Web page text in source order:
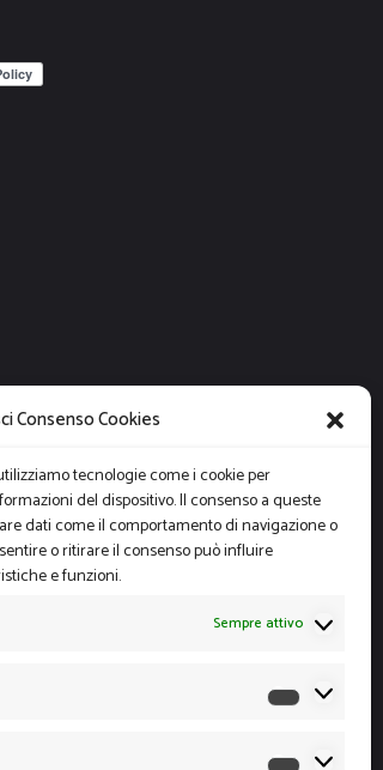
Consenso Cookies
tecnologie come i cookie per
del dispositivo. Il consenso a queste
dati come il comportamento di navigazione o
o ritirare il consenso può influire
e funzioni.
Sempre attivo